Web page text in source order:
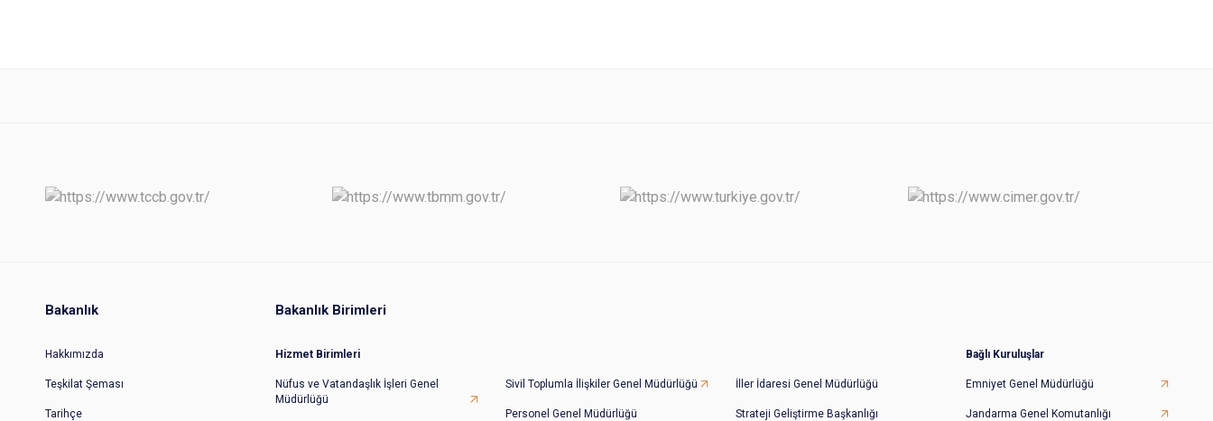
Bakanlık
Hakkımızda
Teşkilat Şeması
Tarihçe
Bakanlık Birimleri
Hizmet Birimleri
Nüfus ve Vatandaşlık İşleri Genel
Müdürlüğü
Sivil Toplumla İlişkiler Genel Müdürlüğü
Personel Genel Müdürlüğü
İller İdaresi Genel Müdürlüğü
Strateji Geliştirme Başkanlığı
Bağlı Kuruluşlar
Emniyet Genel Müdürlüğü
Jandarma Genel Komutanlığı